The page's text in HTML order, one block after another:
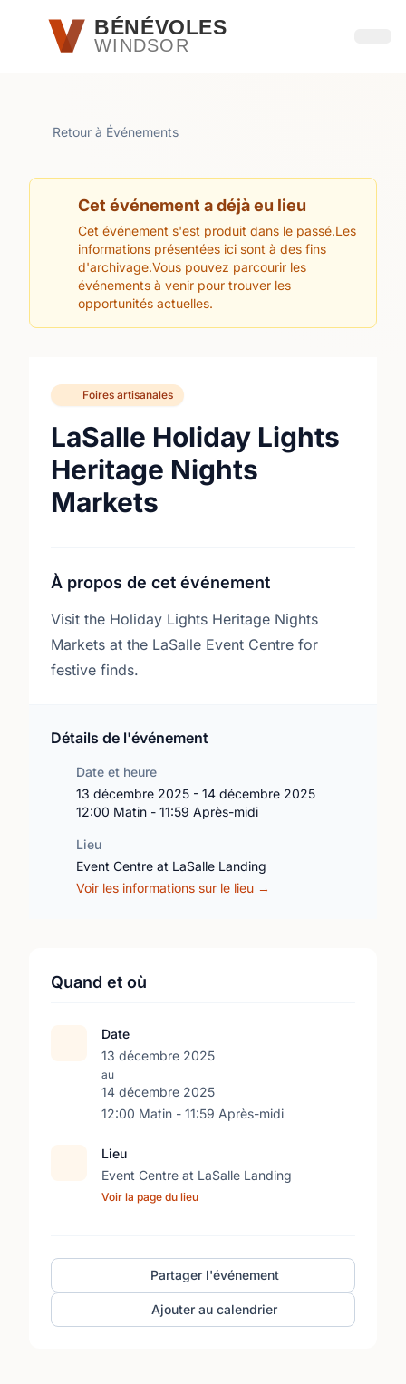
Passer au contenu principal
BÉNÉVOLES
WINDSOR
Retour à Événements
Cet événement a déjà eu lieu
Cet événement s'est produit dans le passé.Les
informations présentées ici sont à des fins
d'archivage.Vous pouvez parcourir les
événements à venir pour trouver les
opportunités actuelles.
Foires artisanales
LaSalle Holiday Lights
Heritage Nights
Markets
À propos de cet événement
Visit the Holiday Lights Heritage Nights
Markets at the LaSalle Event Centre for
festive finds.
Détails de l'événement
Date et heure
13 décembre 2025 - 14 décembre 2025
12:00 Matin - 11:59 Après-midi
Lieu
Event Centre at LaSalle Landing
Voir les informations sur le lieu →
Quand et où
Date
13 décembre 2025
au
14 décembre 2025
12:00 Matin - 11:59 Après-midi
Lieu
Event Centre at LaSalle Landing
Voir la page du lieu
Partager l'événement
Ajouter au calendrier